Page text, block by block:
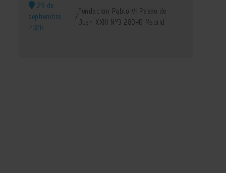
29 de
septiembre,
2026
/
Fundación Pablo VI Paseo de
Juan XXIII Nº3 28040 Madrid